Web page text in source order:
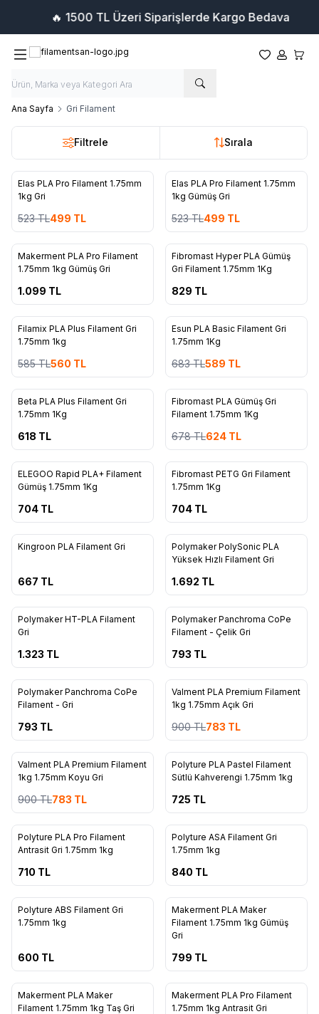
🔥 1500 TL Üzeri Siparişlerde Kargo Bedava
Favorilerim
Hesabım
Ana Sayfa Gri Filament
Filtrele Sırala
%5
25
Elas PLA Pro Filament 1.75mm
1kg Gri
523TL499 TL
%5
25
Elas PLA Pro Filament 1.75mm
1kg Gümüş Gri
523TL499 TL
2
Makerment PLA Pro Filament
1.75mm 1kg Gümüş Gri
1.099 TL
80
Fibromast Hyper PLA Gümüş
Gri Filament 1.75mm 1Kg
829 TL
%4
45
Filamix PLA Plus Filament Gri
1.75mm 1kg
585TL560 TL
%14
9
Esun PLA Basic Filament Gri
1.75mm 1Kg
683TL589 TL
17
Beta PLA Plus Filament Gri
1.75mm 1Kg
618 TL
%8
80
Fibromast PLA Gümüş Gri
Filament 1.75mm 1Kg
678TL624 TL
ELEGOO Rapid PLA+ Filament
Gümüş 1.75mm 1Kg
704 TL
80
Fibromast PETG Gri Filament
1.75mm 1Kg
704 TL
11
Kingroon PLA Filament Gri
667 TL
2
Tükendi
Polymaker PolySonic PLA
Yüksek Hızlı Filament Gri
1.692 TL
9
Polymaker HT-PLA Filament
Gri
1.323 TL
11
Tükendi
Polymaker Panchroma CoPe
Filament - Çelik Gri
793 TL
11
Polymaker Panchroma CoPe
Filament - Gri
793 TL
%13
19
Tükendi
Valment PLA Premium Filament
1kg 1.75mm Açık Gri
900TL783 TL
%13
19
Valment PLA Premium Filament
1kg 1.75mm Koyu Gri
900TL783 TL
14
Tükendi
Polyture PLA Pastel Filament
Sütlü Kahverengi 1.75mm 1kg
725 TL
3
Polyture PLA Pro Filament
Antrasit Gri 1.75mm 1kg
710 TL
9
Tükendi
Polyture ASA Filament Gri
1.75mm 1kg
840 TL
11
Polyture ABS Filament Gri
1.75mm 1kg
600 TL
12
Tükendi
Makerment PLA Maker
Filament 1.75mm 1kg Gümüş
Gri
799 TL
12
Makerment PLA Maker
Filament 1.75mm 1kg Taş Gri
2
Tükendi
Makerment PLA Pro Filament
1.75mm 1kg Antrasit Gri